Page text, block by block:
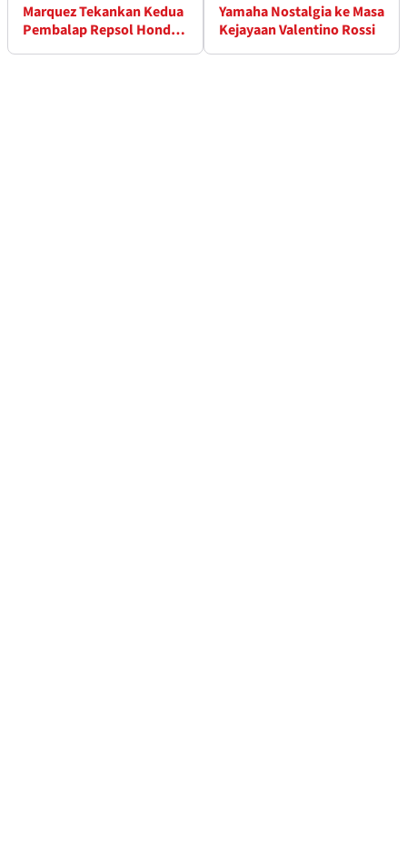
Marquez Tekankan Kedua
Pembalap Repsol Honda
Harus Menang
Yamaha Nostalgia ke Masa
Kejayaan Valentino Rossi